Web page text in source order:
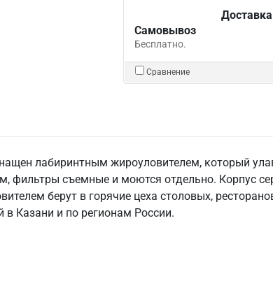
Доставка
Самовывоз
Бесплатно.
Сравнение
лабиринтным жироуловителем, который
фильтры съемные и моются отдельно. Корпус
берут в горячие цеха столовых,
Казани и по регионам России.